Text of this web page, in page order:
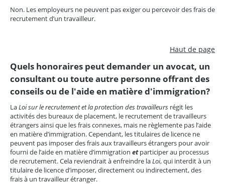
Non. Les employeurs ne peuvent pas exiger ou percevoir des frais de
recrutement d’un travailleur.
Haut de page
Quels honoraires peut demander un avocat, un
consultant ou toute autre personne offrant des
conseils ou de l'aide en matière d'immigration?
LaLoi sur le recrutement et la protection des travailleurs régit les
activités des bureaux de placement, le recrutement de travailleurs
étrangers ainsi que les frais connexes, mais ne règlemente pas l’aide
en matière d’immigration. Cependant, les titulaires de licence ne
peuvent pas imposer des frais aux travailleurs étrangers pour avoir
fourni de l’aide en matière d’immigration etparticiper au processus
de recrutement. Cela reviendrait à enfreindre laLoi, qui interdit à un
titulaire de licence d’imposer, directement ou indirectement, des
frais à un travailleur étranger.